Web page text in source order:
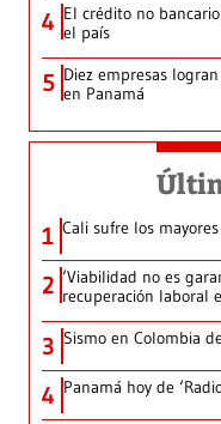
4 El crédito no
el país
5 Diez empresas
en Panamá
1 Cali sufre los
2 ‘Viabilidad no es
recuperación laboral
3 Sismo en Colombia
4 Panamá hoy de